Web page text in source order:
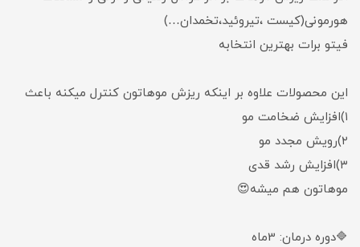
هورمونی(کیست ،تیروئید،تخمدان…)
فیتو برات بهترین انتخابه
این محصولات علاوه بر اینکه ریزش موهاتون کنترل میکنه باعث
۱)افزایش ضخامت مو
۲)رویش مجدد مو
۳)افزایش رشد قدی
موهاتون هم میشه😍
🔷دوره درمان: 3ماه